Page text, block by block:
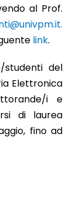
al Prof.
link.
studenti del
Elettronica
i e
di laurea
fino ad